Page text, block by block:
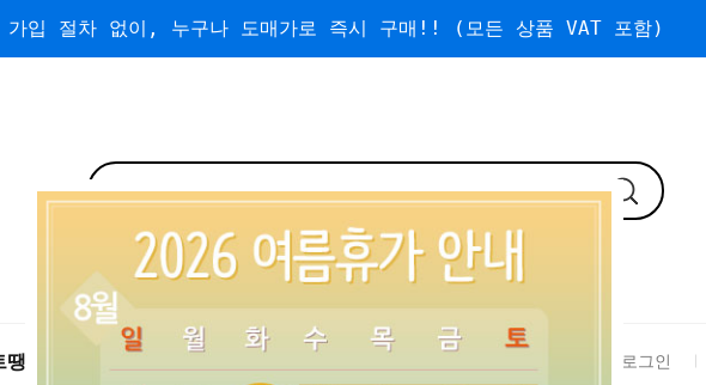
가입 절차 없이, 누구나 도매가로 즉시 구매!! (모든 상품 VAT 포함)
땡처리/왕도매 로그인